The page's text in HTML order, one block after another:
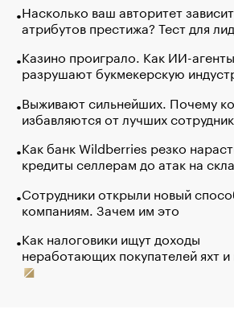
Насколько ваш авторитет
атрибутов престижа? Тест для
Казино проиграло. Как ИИ-агенты
разрушают букмекерскую
Выживают сильнейших. Почему
избавляются от лучших
Как банк Wildberries резко
кредиты селлерам до атак на
Сотрудники открыли новый
компаниям. Зачем им это
Как налоговики ищут доходы
неработающих покупателей яхт и